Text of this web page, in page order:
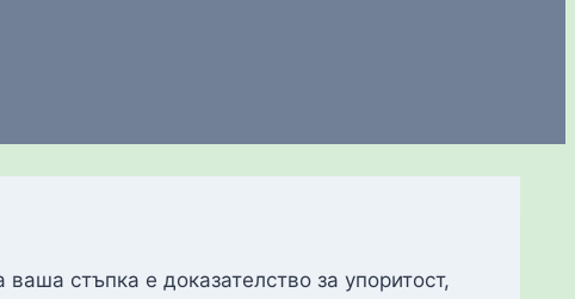
стъпка е доказателство за упоритост,